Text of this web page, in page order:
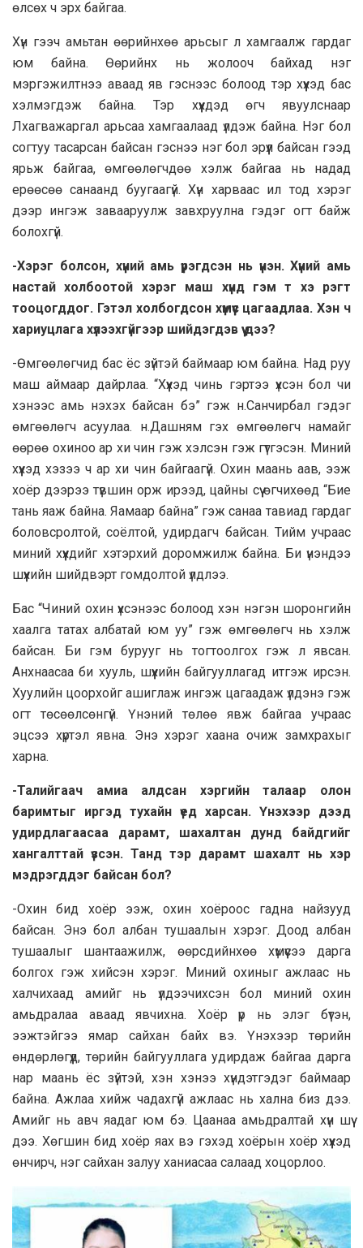
өлсөх ч эрх байгаа.
Хүн гээч амьтан өөрийнхөө арьсыг л хамгаалж гардаг
юм байна. Өөрийнх нь жолооч байхад нэг
мэргэжилтнээ аваад яв гэснээс болоод тэр хүүхэд бас
хэлмэгдэж байна. Тэр хүүхдэд өгч явуулснаар
Лхагважаргал арьсаа хамгаалаад үлдэж байна. Нэг бол
согтуу тасарсан байсан гэснээ нэг бол эрүүл байсан гээд
ярьж байгаа, өмгөөлөгчдөө хэлж байгаа нь надад
ерөөсөө санаанд буугаагүй. Хүн харваас ил тод хэрэг
дээр ингэж завааруулж завхруулна гэдэг огт байж
болохгүй.
-Хэрэг болсон, хүний амь үрэгдсэн нь үнэн. Хүний амь
настай холбоотой хэрэг маш хүнд гэм т хэ рэгт
тооцогддог. Гэтэл холбогдсон хүмүүс цагаадлаа. Хэн ч
хариуцлага хүлээхгүйгээр шийдэгдэв үү дээ?
-Өмгөөлөгчид бас ёс зүйтэй баймаар юм байна. Над руу
маш аймаар дайрлаа. “Хүүхэд чинь гэртээ үхсэн бол чи
хэнээс амь нэхэх байсан бэ” гэж н.Санчирбал гэдэг
өмгөөлөгч асуулаа. н.Дашням гэх өмгөөлөгч намайг
өөрөө охиноо ар хи чин гэж хэлсэн гэж гүтгэсэн. Миний
хүүхэд хэзээ ч ар хи чин байгаагүй. Охин маань аав, ээж
хоёр дээрээ түвшин орж ирээд, цайны сүү өгчихөөд “Бие
тань яаж байна. Яамаар байна” гэж санаа тавиад гардаг
боловсролтой, соёлтой, удирдагч байсан. Тийм учраас
миний хүүхдийг хэтэрхий доромжилж байна. Би үнэндээ
шүүхийн шийдвэрт гомдолтой үлдлээ.
Бас “Чиний охин үхсэнээс болоод хэн нэгэн шоронгийн
хаалга татах албатай юм уу” гэж өмгөөлөгч нь хэлж
байсан. Би гэм бурууг нь тогтоолгох гэж л явсан.
Анхнаасаа би хууль, шүүхийн байгууллагад итгэж ирсэн.
Хуулийн цоорхойг ашиглаж ингэж цагаадаж үлдэнэ гэж
огт төсөөлсөнгүй. Үнэний төлөө явж байгаа учраас
эцсээ хүртэл явна. Энэ хэрэг хаана очиж замхрахыг
харна.
-Талийгаач амиа алдсан хэргийн талаар олон
баримтыг иргэд тухайн үед харсан. Үнэхээр дээд
удирдлагаасаа дарамт, шахалтан дунд байдгийг
хангалттай үзсэн. Танд тэр дарамт шахалт нь хэр
мэдрэгддэг байсан бол?
-Охин бид хоёр ээж, охин хоёроос гадна найзууд
байсан. Энэ бол албан тушаалын хэрэг. Доод албан
тушаалыг шантаажилж, өөрсдийнхөө хүмүүсээ дарга
болгох гэж хийсэн хэрэг. Миний охиныг ажлаас нь
халчихаад амийг нь үлдээчихсэн бол миний охин
амьдралаа аваад явчихна. Хоёр үр нь элэг бүтэн,
ээжтэйгээ ямар сайхан байх вэ. Үнэхээр төрийн
өндөрлөгүүд, төрийн байгууллага удирдаж байгаа дарга
нар маань ёс зүйтэй, хэн хэнээ хүндэтгэдэг баймаар
байна. Ажлаа хийж чадахгүй ажлаас нь хална биз дээ.
Амийг нь авч яадаг юм бэ. Цаанаа амьдралтай хүн шүү
дээ. Хөгшин бид хоёр яах вэ гэхэд хоёрын хоёр хүүхэд
өнчирч, нэг сайхан залуу ханиасаа салаад хоцорлоо.